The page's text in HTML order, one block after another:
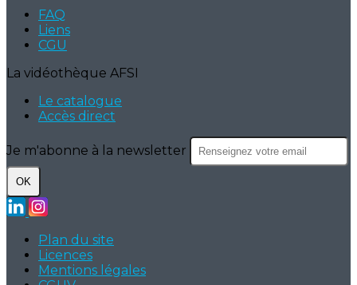
FAQ
Liens
CGU
La vidéothèque AFSI
Le catalogue
Accès direct
Je m'abonne à la newsletter
OK
Plan du site
Licences
Mentions légales